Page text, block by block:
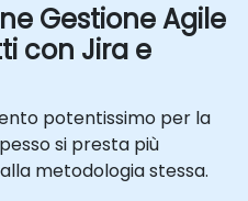
Gestione Agile
con Jira e
potentissimo per la
si presta più
metodologia stessa.